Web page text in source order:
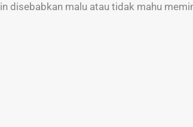
disebabkan malu atau tidak mahu